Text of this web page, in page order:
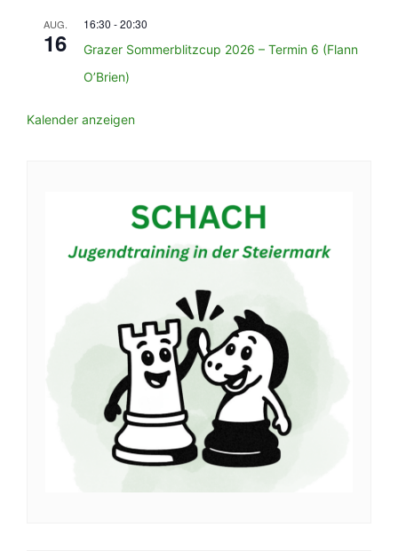
AUG.
16
16:30 -20:30
Grazer Sommerblitzcup 2026 – Termin 6 (Flann
O’Brien)
Kalender anzeigen